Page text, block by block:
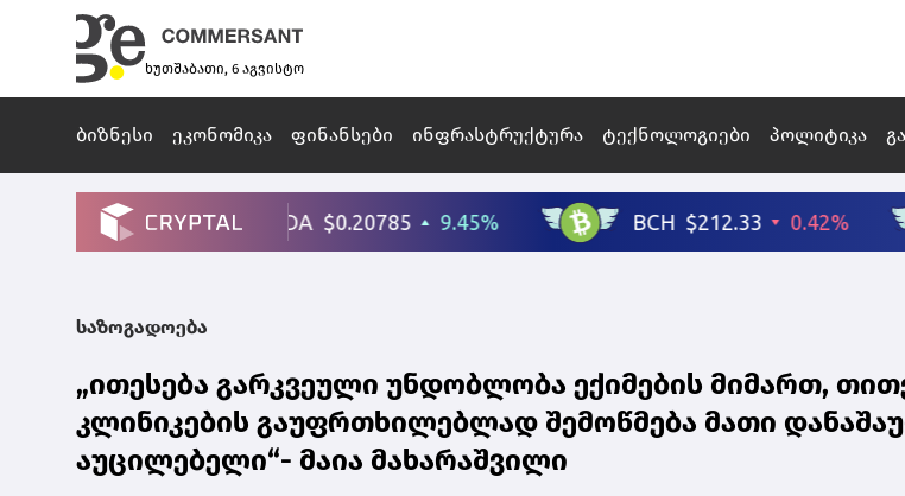
ხუთშაბათი, 6 აგვისტო
ბიზნესი ეკონომიკა ფინანსები ინფრასტრუქტურა ტექნოლოგიები პოლიტიკა
საზოგადოება
„ითესება გარკვეული უნდობლობა ექიმების მიმართ,
კლინიკების გაუფრთხილებლად შემოწმება მათი
აუცილებელი“- მაია მახარაშვილი